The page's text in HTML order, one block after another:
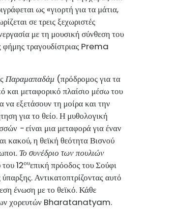
ως «γιορτή για τα μάτια,
σε τρεις ξεχωριστές
με τη μουσική σύνθεση του
τραγουδίστριας Prema
Παραμαπαδάμ (πρόδρομος για τα
και μεταφορικό πλαίσιο μέσω του
να εξετάσουν τη μοίρα και την
για το θείο. Η μυθολογική
-είναι μια μεταφορά για έναν
κακού, η θεϊκή θεότητα Βισνού
Το συνέδριο των πουλιών
12ουεπική πρόοδος του Σούφι
Αντικατοπτρίζοντας αυτό
ένωση με το θεϊκό. Κάθε
χορευτών Bharatanatyam.